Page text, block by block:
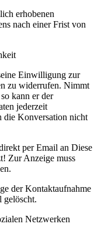
erhobenen
nach einer Frist von
Einwilligung zur
zu widerrufen. Nimmt
kann er der
jederzeit
die Konversation nicht
per Email an Diese
Zur Anzeige muss
der Kontaktaufnahme
gelöscht.
Netzwerken